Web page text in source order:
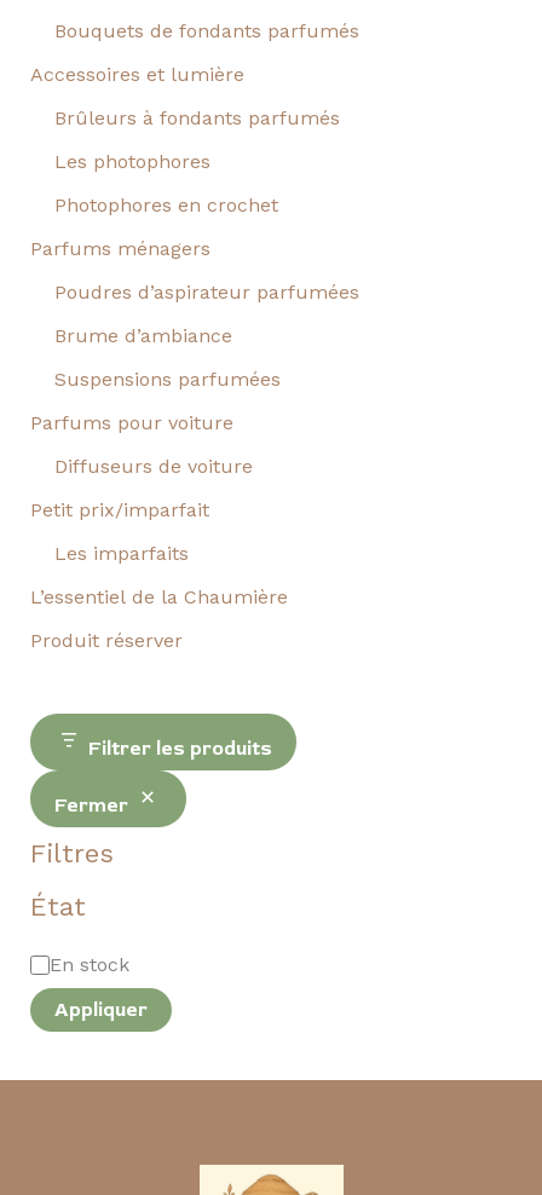
Bouquets de fondants parfumés
Accessoires et lumière
Brûleurs à fondants parfumés
Les photophores
Photophores en crochet
Parfums ménagers
Poudres d’aspirateur parfumées
Brume d’ambiance
Suspensions parfumées
Parfums pour voiture
Diffuseurs de voiture
Petit prix/imparfait
Les imparfaits
L’essentiel de la Chaumière
Produit réserver
Filtrer les produits
Fermer
Filtres
État
En stock
Appliquer